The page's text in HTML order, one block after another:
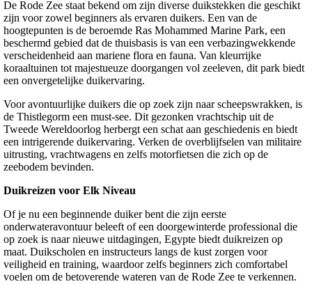
De Rode Zee staat bekend om zijn diverse duikstekken die geschikt
zijn voor zowel beginners als ervaren duikers. Een van de
hoogtepunten is de beroemde Ras Mohammed Marine Park, een
beschermd gebied dat de thuisbasis is van een verbazingwekkende
verscheidenheid aan mariene flora en fauna. Van kleurrijke
koraaltuinen tot majestueuze doorgangen vol zeeleven, dit park biedt
een onvergetelijke duikervaring.
Voor avontuurlijke duikers die op zoek zijn naar scheepswrakken, is
de Thistlegorm een must-see. Dit gezonken vrachtschip uit de
Tweede Wereldoorlog herbergt een schat aan geschiedenis en biedt
een intrigerende duikervaring. Verken de overblijfselen van militaire
uitrusting, vrachtwagens en zelfs motorfietsen die zich op de
zeebodem bevinden.
Duikreizen voor Elk Niveau
Of je nu een beginnende duiker bent die zijn eerste
onderwateravontuur beleeft of een doorgewinterde professional die
op zoek is naar nieuwe uitdagingen, Egypte biedt duikreizen op
maat. Duikscholen en instructeurs langs de kust zorgen voor
veiligheid en training, waardoor zelfs beginners zich comfortabel
voelen om de betoverende wateren van de Rode Zee te verkennen.